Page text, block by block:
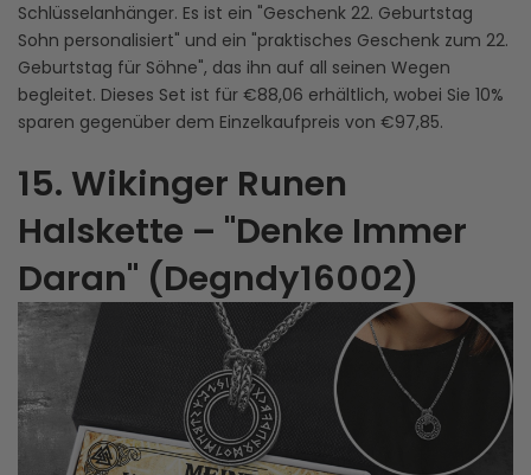
Schlüsselanhänger. Es ist ein "Geschenk 22. Geburtstag
Sohn personalisiert" und ein "praktisches Geschenk zum 22.
Geburtstag für Söhne", das ihn auf all seinen Wegen
begleitet. Dieses Set ist für €88,06 erhältlich, wobei Sie 10%
sparen gegenüber dem Einzelkaufpreis von €97,85.
15. Wikinger Runen
Halskette – "Denke Immer
Daran" (Degndy16002)